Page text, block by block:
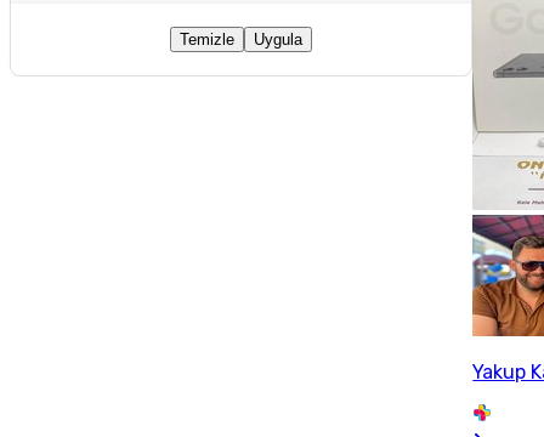
Temizle Uygula
Yakup